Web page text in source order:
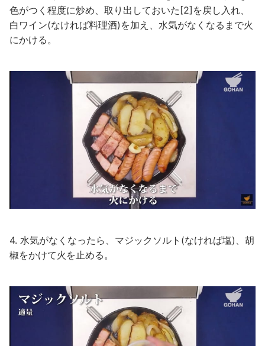
色がつく程度に炒め、取り出しておいた[2]を戻し入れ、
白ワイン(なければ料理酒)を加え、水気がなくなるまで火
にかける。
4. 水気がなくなったら、マジックソルト(なければ塩)、胡
椒をかけて火を止める。